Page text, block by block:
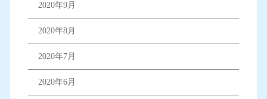
2020年9月
2020年8月
2020年7月
2020年6月